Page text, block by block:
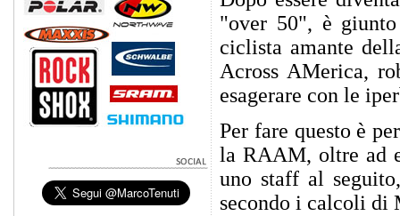
"over 50", è
ciclista amante
Across AMerica,
esagerare con le
Per fare questo è
la RAAM, oltre ad
uno staff al
secondo i calcoli di